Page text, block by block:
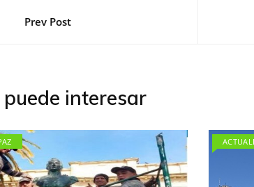
Prev Post
interesar